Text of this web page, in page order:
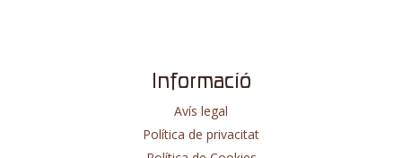
Informació
Avís legal
Política de privacitat